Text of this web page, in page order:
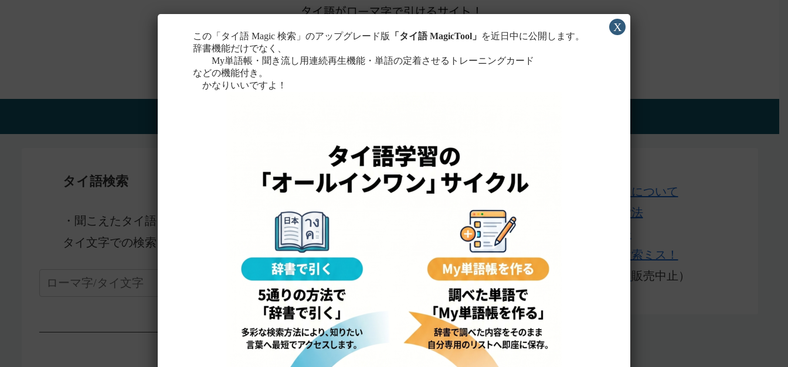
タイ語検索
・聞こえたタイ語を一番近いと
ローマ字に置き換えて検索！
タイ文字での検索も含め、詳しくは
こちら。
—————————————————-
このサイトについて
単語の検索法
ローマ字表
よくある検索ミス！
販売中止）
この「タイ語 Magic 検索」のアップグレード版 「タイ語 MagicTool」
を近日中に公開します。
辞書機能だけでなく、
My単語帳・聞き流し用連続再生機能・単語の定着させるトレーニングカード
などの機能付き。
かなりいいですよ！
X